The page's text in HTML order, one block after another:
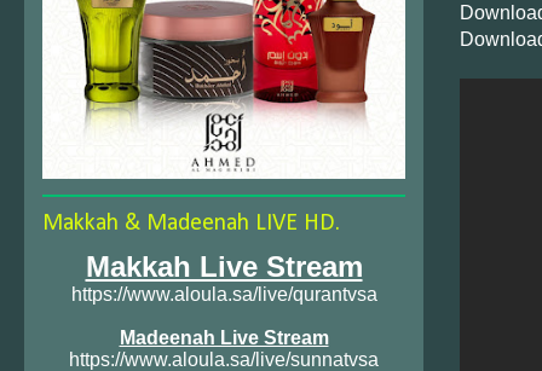
Makkah & Madeenah LIVE HD.
Makkah Live Stream
https://www.aloula.sa/live/qurantvsa
Madeenah Live Stream
https://www.aloula.sa/live/sunnatvsa